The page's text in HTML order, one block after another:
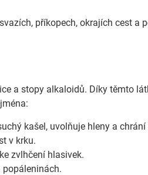
příkopech, okrajích cest a
a stopy alkaloidů. Díky těmto
kašel, uvolňuje hleny a
v krku.
zvlhčení hlasivek.
popáleninách.